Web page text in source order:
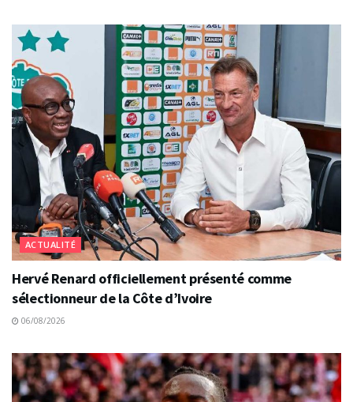
ACTUALITÉ
Hervé Renard officiellement présenté comme
sélectionneur de la Côte d’Ivoire
06/08/2026